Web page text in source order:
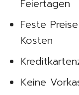
Feiertagen
Feste
Kosten
Keine